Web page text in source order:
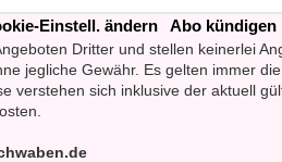
Einstell. ändern Abo kündigen
Dritter und stellen keinerlei
jegliche Gewähr. Es gelten immer
verstehen sich inklusive der aktuell